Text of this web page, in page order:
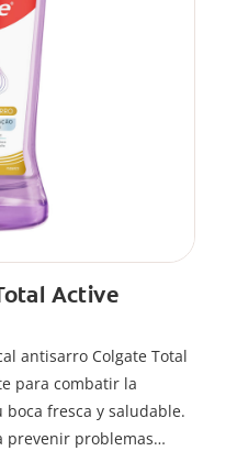
Active
antisarro Colgate Total
para combatir la
fresca y saludable.
prevenir problemas